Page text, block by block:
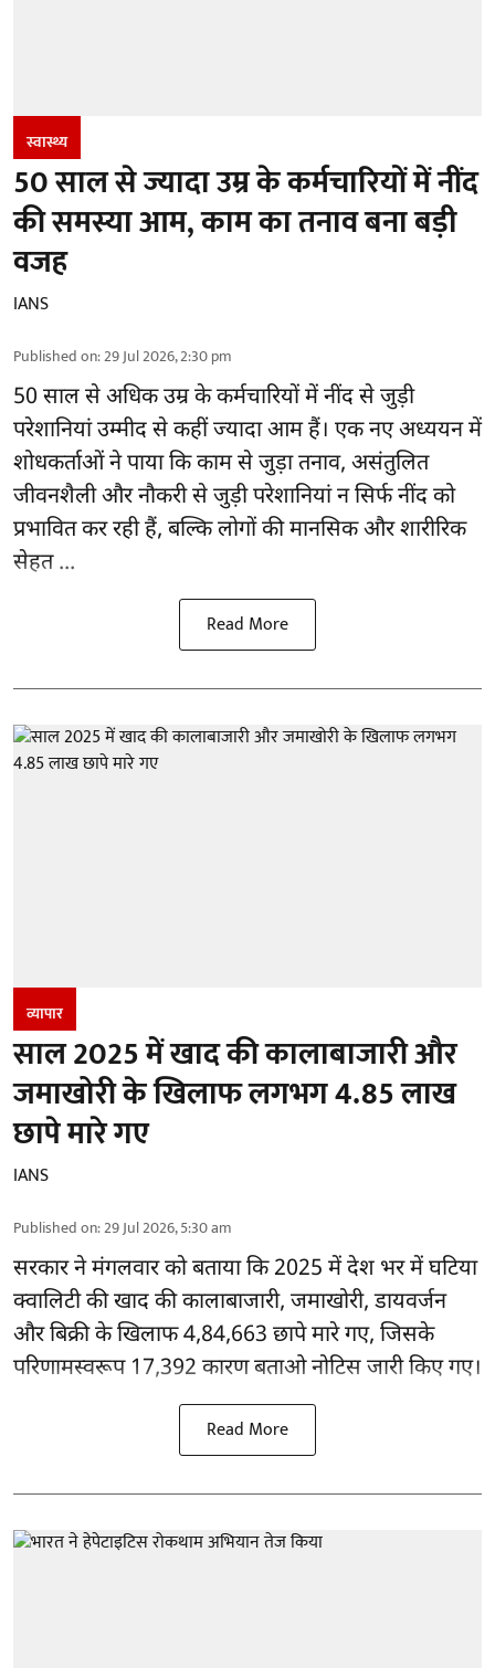
स्वास्थ्य
50 साल से ज्यादा उम्र के कर्मचारियों में नींद
की समस्या आम, काम का तनाव बना बड़ी
वजह
IANS
Published on:29 Jul 2026, 2:30 pm
50 साल से अधिक उम्र के कर्मचारियों मेंनींद से जुड़ी
परेशानियांउम्मीद से कहीं ज्यादा आम हैं। एक नए अध्ययन में
शोधकर्ताओं ने पाया कि काम से जुड़ा तनाव, असंतुलित
जीवनशैली और नौकरी से जुड़ी परेशानियां न सिर्फ नींद को
प्रभावित कर रही हैं, बल्कि लोगों की मानसिक और शारीरिक
सेहत ...
Read More
व्यापार
साल 2025 में खाद की कालाबाजारी और
जमाखोरी के खिलाफ लगभग 4.85 लाख
छापे मारे गए
IANS
Published on:29 Jul 2026, 5:30 am
सरकार ने मंगलवार को बताया कि 2025 में देश भर में घटिया
क्वालिटी की खाद की कालाबाजारी, जमाखोरी, डायवर्जन
और बिक्री के खिलाफ 4,84,663 छापे मारे गए, जिसके
परिणामस्वरूप 17,392 कारण बताओ नोटिस जारी किए गए।
Read More